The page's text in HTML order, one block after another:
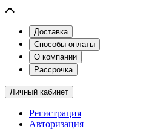
Доставка
Способы оплаты
О компании
Рассрочка
Личный кабинет
Регистрация
Авторизация